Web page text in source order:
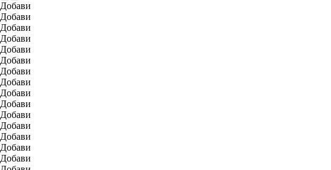
Добави
Добави
Добави
Добави
Добави
Добави
Добави
Добави
Добави
Добави
Добави
Добави
Добави
Добави
Добави